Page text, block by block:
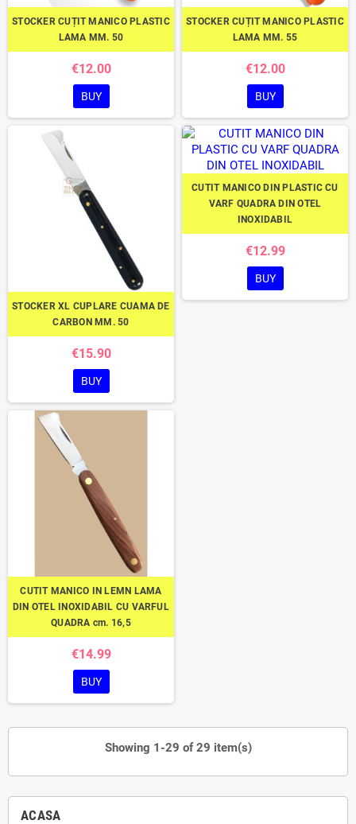
ACASA
STOCKER CUȚIT MANICO PLASTIC
LAMA MM. 50
€12.00
BUY
STOCKER CUȚIT MANICO PLASTIC
LAMA MM. 55
€12.00
BUY
STOCKER XL CUPLARE CUAMA DE
CARBON MM. 50
€15.90
BUY
CUTIT MANICO DIN PLASTIC CU
VARF QUADRA DIN OTEL
INOXIDABIL
€12.99
BUY
CUTIT MANICO IN LEMN LAMA
DIN OTEL INOXIDABIL CU VARFUL
QUADRA cm. 16,5
€14.99
BUY
Showing 1-29 of 29 item(s)